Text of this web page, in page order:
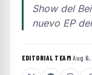
Show del
nuevo EP
EDITORIAL TEAM·Aug 6,